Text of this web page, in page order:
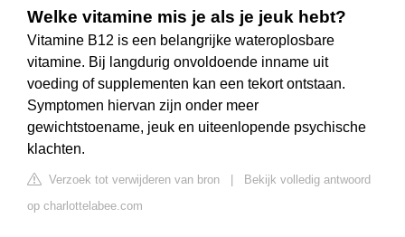
Welke vitamine mis je als je jeuk hebt?
Vitamine B12 is een belangrijke wateroplosbare
vitamine. Bij langdurig onvoldoende inname uit
voeding of supplementen kan een tekort ontstaan.
Symptomen hiervan zijn onder meer
gewichtstoename, jeuk en uiteenlopende psychische
klachten.
Verzoek tot verwijderen van bron
Bekijk volledig antwoord
op charlottelabee.com